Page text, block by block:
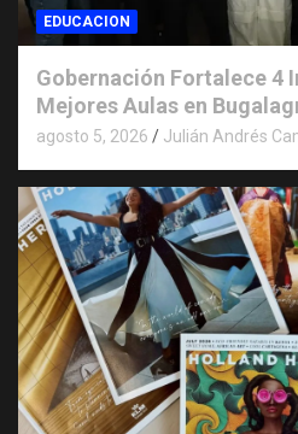
EDUCACION
Gobernación Fortalece 4
Mejores Aulas en
agosto 5, 2026 Julián Andrés